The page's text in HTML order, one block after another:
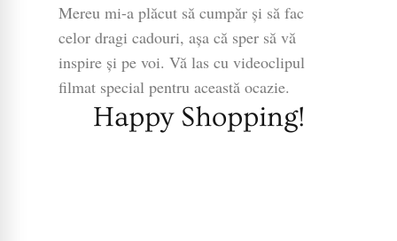
Mereu mi-a plăcut să cumpăr și să fac
celor dragi cadouri, așa că sper să vă
inspire și pe voi. Vă las cu videoclipul
filmat special pentru această ocazie.
Happy Shopping!